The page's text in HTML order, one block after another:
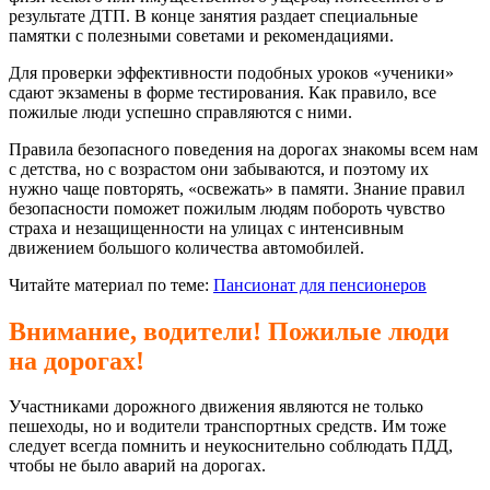
результате ДТП. В конце занятия раздает специальные
памятки с полезными советами и рекомендациями.
Для проверки эффективности подобных уроков «ученики»
сдают экзамены в форме тестирования. Как правило, все
пожилые люди успешно справляются с ними.
Правила безопасного поведения на дорогах знакомы всем нам
с детства, но с возрастом они забываются, и поэтому их
нужно чаще повторять, «освежать» в памяти. Знание правил
безопасности поможет пожилым людям побороть чувство
страха и незащищенности на улицах с интенсивным
движением большого количества автомобилей.
Читайте материал по теме: Пансионат для пенсионеров
Внимание, водители! Пожилые люди
на дорогах!
Участниками дорожного движения являются не только
пешеходы, но и водители транспортных средств. Им тоже
следует всегда помнить и неукоснительно соблюдать ПДД,
чтобы не было аварий на дорогах.